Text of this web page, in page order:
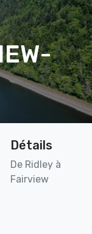
Détails
De Ridley à
Fairview